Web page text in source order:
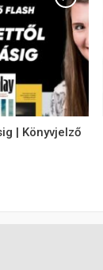
| Könyvjelző